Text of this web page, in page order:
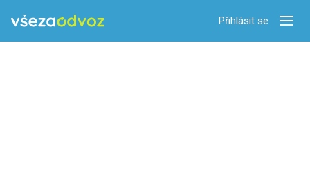
Přihlásit se